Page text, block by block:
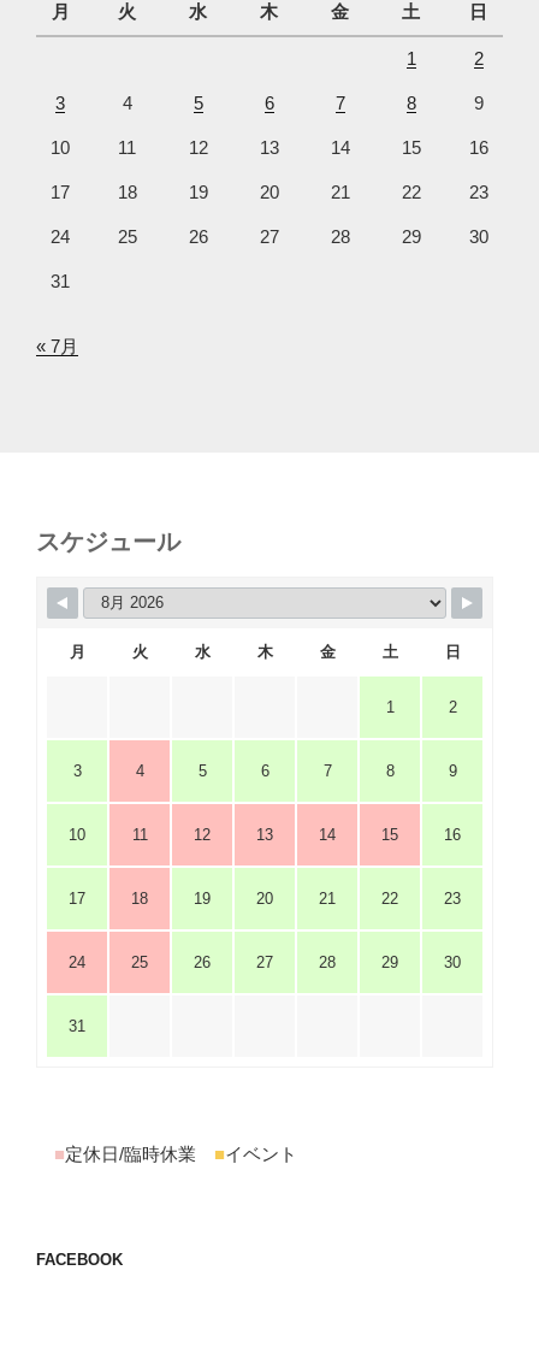
月
火 水 木 金 土 日
1 2
3 4 5 6 7 8 9
10 11 12 13 14 15 16
17 18 19 20 21 22 23
24 25 26 27 28 29 30
31
« 7月
スケジュール
月 火 水 木 金 土 日
1 2
3 4 5 6 7 8 9
10 11 12 13 14 15 16
17 18 19 20 21 22 23
24 25 26 27 28 29 30
31
■定休日/臨時休業 ■イベント
FACEBOOK